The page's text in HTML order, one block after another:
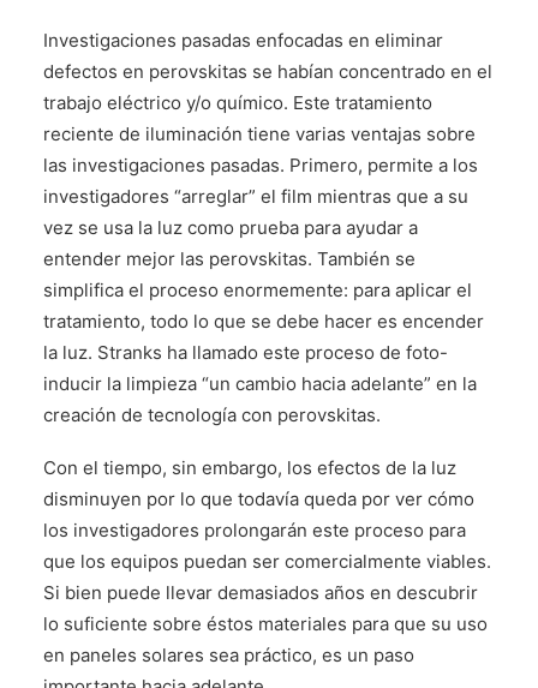
Investigaciones pasadas enfocadas en eliminar
defectos en perovskitas se habían concentrado en el
trabajo eléctrico y/o químico. Este tratamiento
reciente de iluminación tiene varias ventajas sobre
las investigaciones pasadas. Primero, permite a los
investigadores “arreglar” el film mientras que a su
vez se usa la luz como prueba para ayudar a
entender mejor las perovskitas. También se
simplifica el proceso enormemente: para aplicar el
tratamiento, todo lo que se debe hacer es encender
la luz. Stranks ha llamado este proceso de foto-
inducir la limpieza “un cambio hacia adelante” en la
creación de tecnología con perovskitas.
Con el tiempo, sin embargo, los efectos de la luz
disminuyen por lo que todavía queda por ver cómo
los investigadores prolongarán este proceso para
que los equipos puedan ser comercialmente viables.
Si bien puede llevar demasiados años en descubrir
lo suficiente sobre éstos materiales para que su uso
en paneles solares sea práctico, es un paso